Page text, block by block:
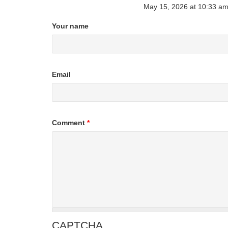
May 15, 2026 at 10:33 am
Your name
Email
Comment *
CAPTCHA